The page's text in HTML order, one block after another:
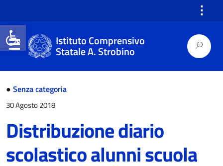
Open toolbar
⋮
Istituto Comprensivo
Statale A. Strobino
● Senza categoria
30 Agosto 2018
Distribuzione diario
scolastico alunni scuola